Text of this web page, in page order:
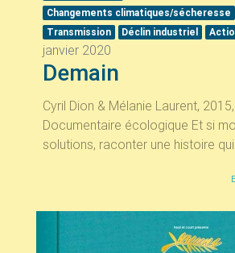
Changements climatiques/sécheresse
Transmission
Déclin industriel
janvier 2020
Demain
Cyril Dion & Mélanie Laurent,
Documentaire écologique Et si
solutions, raconter une histoire qui...